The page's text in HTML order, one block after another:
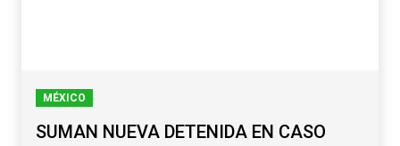
MÉXICO
SUMAN NUEVA DETENIDA EN CASO